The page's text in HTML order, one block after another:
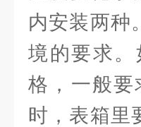
内安装两种
境的要求
格，一般
时，表箱里